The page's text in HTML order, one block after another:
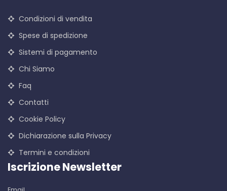
Condizioni di vendita
Spese di spedizione
Sistemi di pagamento
Chi Siamo
Faq
Contatti
Cookie Policy
Dichiarazione sulla Privacy
Termini e condizioni
Iscrizione Newsletter